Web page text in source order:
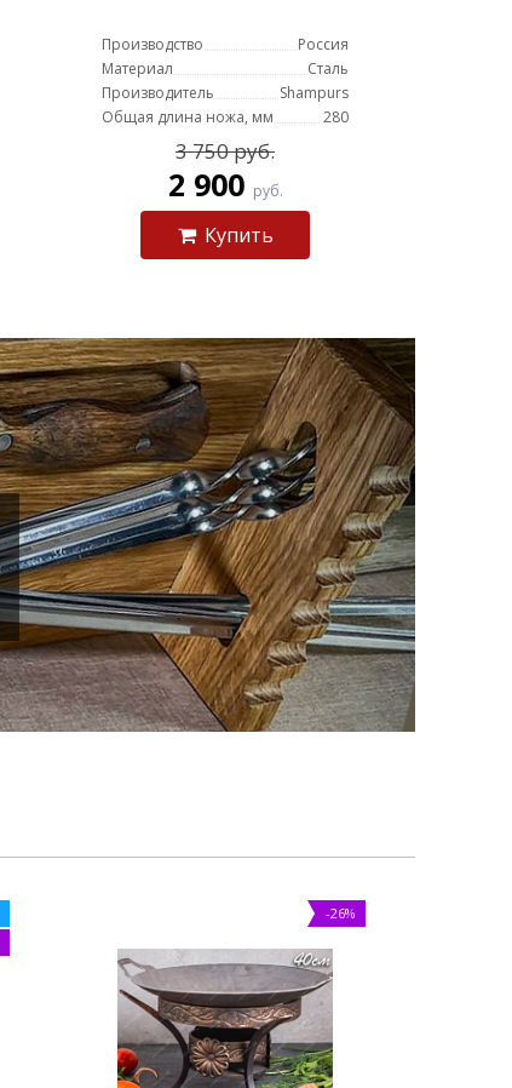
Производство
Россия
Материал
Сталь
Производитель
Shampurs
Общая длина ножа, мм
280
3 750 руб.
2 900 руб.
Купить
-26%